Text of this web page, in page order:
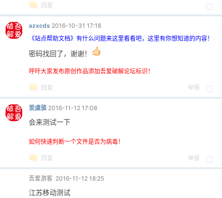
52
回复
azxcds 2016-10-31 17:18
《站点帮助文档》有什么问题来这里看看吧，这里有你想知道的内容！
密码找回了，谢谢！
呼吁大家发布原创作品添加吾爱破解论坛标识！
回复 举报
爱虞骓 2016-11-12 17:08
会来测试一下
如何快速判断一个文件是否为病毒！
回复 举报
吾爱游客 2016-11-12 18:25
江苏移动测试